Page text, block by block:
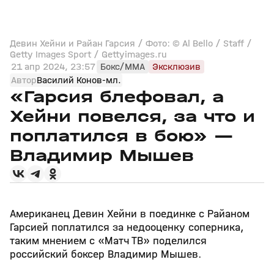
Девин Хейни и Райан Гарсия / Фото: © Al Bello / Staff /
Getty Images Sport / Gettyimages.ru
21 апр 2024, 23:57 Бокс/MMA
Эксклюзив
АвторВасилий Конов-мл.
«Гарсия блефовал, а
Хейни повелся, за что и
поплатился в бою» —
Владимир Мышев
Американец Девин Хейни в поединке с Райаном
Гарсией поплатился за недооценку соперника,
таким мнением с «Матч ТВ» поделился
российский боксер Владимир Мышев.